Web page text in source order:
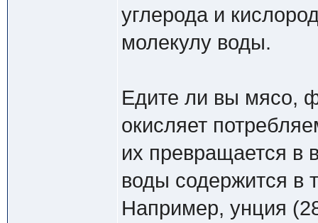
углерода и
молекулу воды.
Едите ли вы мясо,
окисляет
их превращается в
воды содержится в
Например, унция